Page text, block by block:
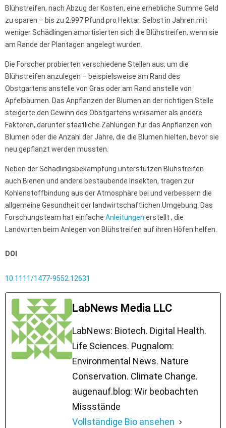
Blühstreifen, nach Abzug der Kosten, eine erhebliche Summe Geld
zu sparen – bis zu 2.997 Pfund pro Hektar. Selbst in Jahren mit
weniger Schädlingen amortisierten sich die Blühstreifen, wenn sie
am Rande der Plantagen angelegt wurden.
Die Forscher probierten verschiedene Stellen aus, um die
Blühstreifen anzulegen – beispielsweise am Rand des
Obstgartens anstelle von Gras oder am Rand anstelle von
Apfelbäumen. Das Anpflanzen der Blumen an der richtigen Stelle
steigerte den Gewinn des Obstgartens wirksamer als andere
Faktoren, darunter staatliche Zahlungen für das Anpflanzen von
Blumen oder die Anzahl der Jahre, die die Blumen hielten, bevor sie
neu gepflanzt werden mussten.
Neben der Schädlingsbekämpfung unterstützen Blühstreifen
auch Bienen und andere bestäubende Insekten, tragen zur
Kohlenstoffbindung aus der Atmosphäre bei und verbessern die
allgemeine Gesundheit der landwirtschaftlichen Umgebung. Das
Forschungsteam hat einfache Anleitungen erstellt , die
Landwirten beim Anlegen von Blühstreifen auf ihren Höfen helfen.
DOI
10.1111/1477-9552.12631
LabNews Media LLC
LabNews: Biotech. Digital Health.
Life Sciences. Pugnalom:
Environmental News. Nature
Conservation. Climate Change.
augenauf.blog: Wir beobachten
Missstände
Vollständige Bio ansehen